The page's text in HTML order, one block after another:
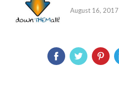
August 16, 2017